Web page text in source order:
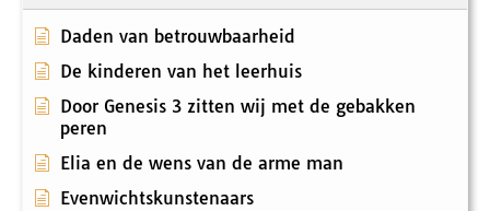
Daden van betrouwbaarheid
De kinderen van het leerhuis
Door Genesis 3 zitten wij met de gebakken
peren
Elia en de wens van de arme man
Evenwichtskunstenaars